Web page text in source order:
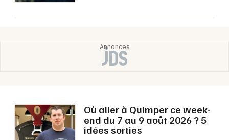
Où aller à Quimper ce week-
end du 7 au 9 août 2026 ? 5
idées sorties